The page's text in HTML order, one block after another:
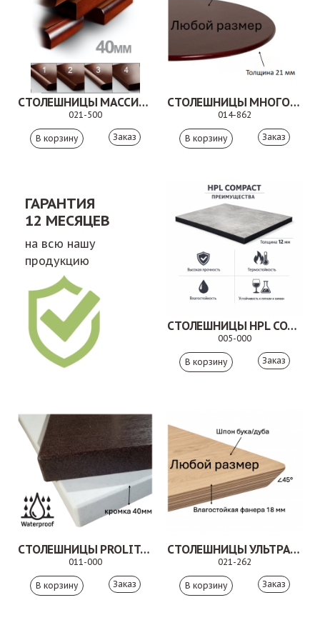
СТОЛЕШНИЦЫ МАССИВ БУКА
021-500
Заказ
СТОЛЕШНИЦЫ МНОГОСЛОЙНАЯ ФАНЕРА ПОКРЫТИЕ ПЛАСТИК
014-862
Заказ
ГАРАНТИЯ
12 МЕСЯЦЕВ
на всю нашу
продукцию
СТОЛЕШНИЦЫ HPL COMPACT
005-000
Заказ
СТОЛЕШНИЦЫ PROLIT ИСКУССТВЕННЫЙ КАМЕНЬ
011-000
Заказ
СТОЛЕШНИЦЫ УЛЬТРА ШПОН
021-262
Заказ